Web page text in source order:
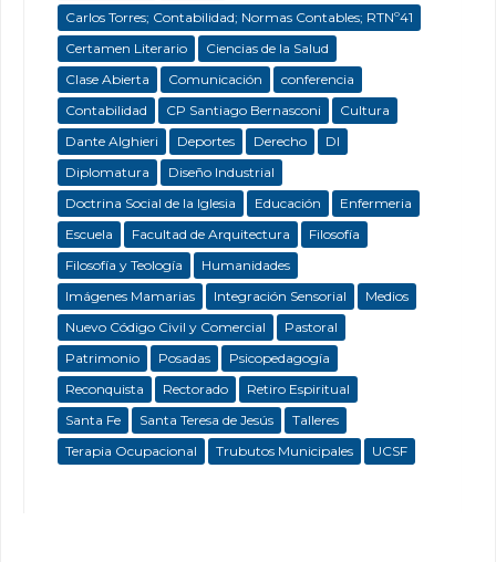
Carlos Torres; Contabilidad; Normas Contables; RTNº41
Certamen Literario
Ciencias de la Salud
Clase Abierta
Comunicación
conferencia
Contabilidad
CP Santiago Bernasconi
Cultura
Dante Alghieri
Deportes Derecho
DI
Diplomatura
Diseño Industrial
Doctrina Social de la Iglesia
Educación
Enfermeria
Escuela
Facultad de Arquitectura
Filosofía
Filosofía y Teología
Humanidades
Imágenes Mamarias
Integración Sensorial
Medios
Nuevo Código Civil y Comercial
Pastoral
Patrimonio
Posadas
Psicopedagogía
Reconquista
Rectorado
Retiro Espiritual
Santa Fe
Santa Teresa de Jesús
Talleres
Terapia Ocupacional
Trubutos Municipales UCSF